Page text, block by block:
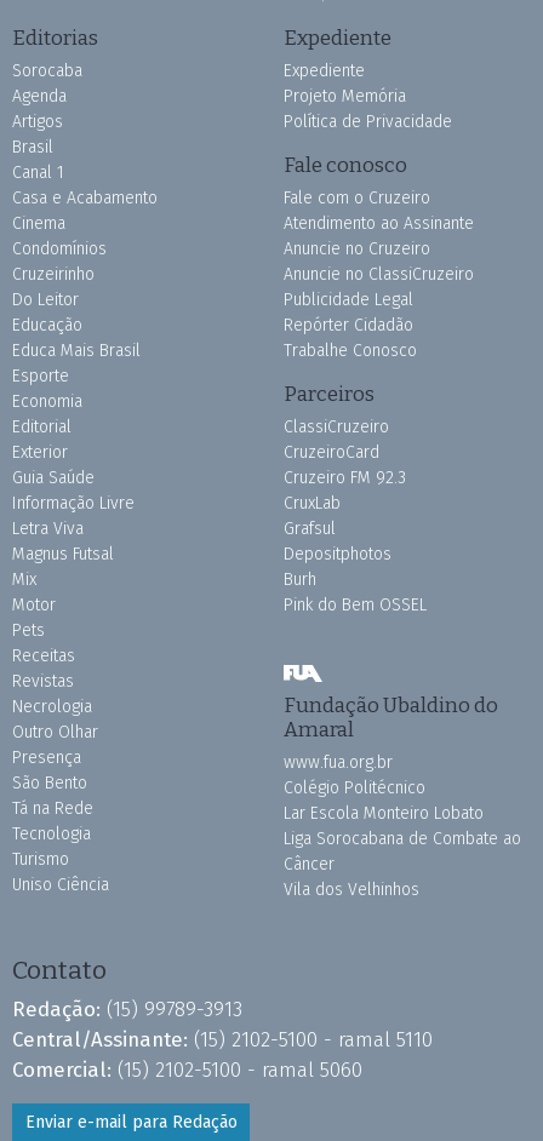
Editorias
Sorocaba
Agenda
Artigos
Brasil
Canal 1
Casa e Acabamento
Cinema
Condomínios
Cruzeirinho
Do Leitor
Educação
Educa Mais Brasil
Esporte
Economia
Editorial
Exterior
Guia Saúde
Informação Livre
Letra Viva
Magnus Futsal
Mix
Motor
Pets
Receitas
Revistas
Necrologia
Outro Olhar
Presença
São Bento
Tá na Rede
Tecnologia
Turismo
Uniso Ciência
Expediente
Expediente
Projeto Memória
Política de Privacidade
Fale conosco
Fale com o Cruzeiro
Atendimento ao Assinante
Anuncie no Cruzeiro
Anuncie no ClassiCruzeiro
Publicidade Legal
Repórter Cidadão
Trabalhe Conosco
Parceiros
ClassiCruzeiro
CruzeiroCard
Cruzeiro FM 92.3
CruxLab
Grafsul
Depositphotos
Burh
Pink do Bem OSSEL
Fundação Ubaldino do
Amaral
www.fua.org.br
Colégio Politécnico
Lar Escola Monteiro Lobato
Liga Sorocabana de Combate ao
Câncer
Vila dos Velhinhos
Contato
Redação: (15) 99789-3913
Central/Assinante: (15) 2102-5100 - ramal 5110
Comercial: (15) 2102-5100 - ramal 5060
Enviar e-mail para Redação